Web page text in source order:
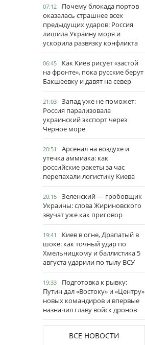
07:12
Почему блокада портов
оказалась страшнее всех
предыдущих ударов: Россия
лишила Украину моря и
ускорила развязку конфликта
06:45
Как Киев рисует «застой
на фронте», пока русские берут
Бакшеевку и давят на север
21:03
Запад уже не поможет:
Россия парализовала
украинский экспорт через
Чёрное море
20:51
Арсенал на воздухе и
утечка аммиака: как
российские ракеты за час
перепахали логистику Киева
20:15
Зеленский — гробовщик
Украины: слова Жириновского
звучат уже как приговор
19:41
Киев в огне, Драпатый в
шоке: как точный удар по
Хмельницкому и баллистика 5
августа ударили по тылу ВСУ
19:33
Подготовка к рывку:
Путин дал «Востоку» и «Центру»
новых командиров и впервые
назначил главу войск дронов
ВСЕ НОВОСТИ